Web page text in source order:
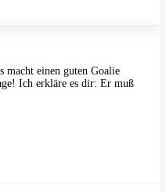
macht einen guten Goalie
Ich erkläre es dir: Er muß